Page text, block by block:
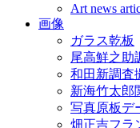
Art news
画像
ガラス乾板
尾高鮮之助
和田新調査
新海竹太郎
写真原板デ
畑正吉フラ